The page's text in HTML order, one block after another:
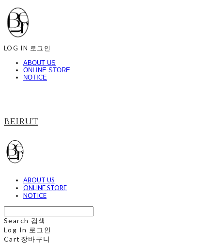
LOG IN 로그인
ABOUT US
ONLINE STORE
NOTICE
beirut
ABOUT US
ONLINE STORE
NOTICE
Search 검색
Log In 로그인
Cart 장바구니